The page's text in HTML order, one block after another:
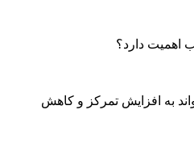
اهمیت دارد؟
به افزایش تمرکز و کاهش